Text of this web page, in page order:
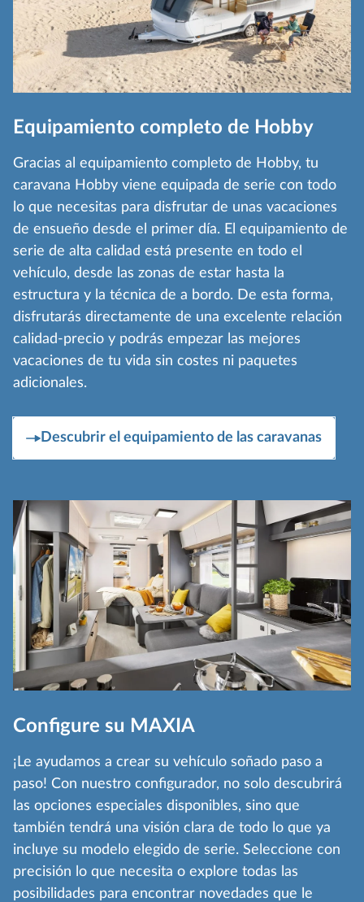
Equipamiento completo de Hobby
Gracias al equipamiento completo de Hobby, tu
caravana Hobby viene equipada de serie con todo
lo que necesitas para disfrutar de unas vacaciones
de ensueño desde el primer día. El equipamiento de
serie de alta calidad está presente en todo el
vehículo, desde las zonas de estar hasta la
estructura y la técnica de a bordo. De esta forma,
disfrutarás directamente de una excelente relación
calidad-precio y podrás empezar las mejores
vacaciones de tu vida sin costes ni paquetes
adicionales.
Descubrir el equipamiento de las caravanas
Configure su MAXIA
¡Le ayudamos a crear su vehículo soñado paso a
paso! Con nuestro configurador, no solo descubrirá
las opciones especiales disponibles, sino que
también tendrá una visión clara de todo lo que ya
incluye su modelo elegido de serie. Seleccione con
precisión lo que necesita o explore todas las
posibilidades para encontrar novedades que le